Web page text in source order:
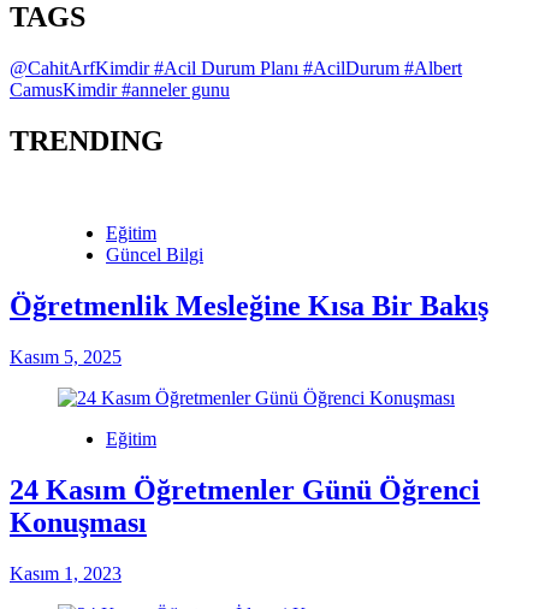
TAGS
@CahitArfKimdir#Acil Durum Planı #AcilDurum #Albert
CamusKimdir#anneler gunu
TRENDING
Eğitim
Güncel Bilgi
Öğretmenlik Mesleğine Kısa Bir Bakış
Kasım 5, 2025
Eğitim
24 Kasım Öğretmenler Günü Öğrenci
Konuşması
Kasım 1, 2023